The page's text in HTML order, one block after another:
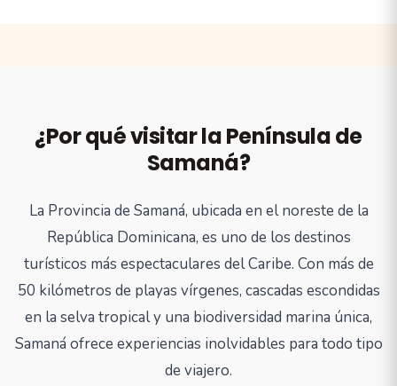
¿Por qué visitar la Península de
Samaná?
La Provincia de Samaná, ubicada en el noreste de la
República Dominicana, es uno de los destinos
turísticos más espectaculares del Caribe. Con más de
50 kilómetros de playas vírgenes, cascadas escondidas
en la selva tropical y una biodiversidad marina única,
Samaná ofrece experiencias inolvidables para todo tipo
de viajero.